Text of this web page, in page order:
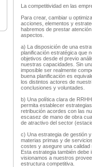
La competitividad en las
Para crear, cambiar u
acciones, elementos y
habremos de prestar
aspectos.
a) La disposición de una
planificación estratégica que
objetivos desde el previo
nuestras capacidades. Sin
imposible ser realmente
buena planificación es
los distintos actores de
conclusiones y voluntades.
b) Una política clara de
permita establecer
retribución acordes con las
escasez de mano de obra
de atractivo del sector
c) Una estrategia de gestión
materias primas y de
costes y asegure una
Esta estrategia también debe
visionamos a nuestros
estructura competitiva.